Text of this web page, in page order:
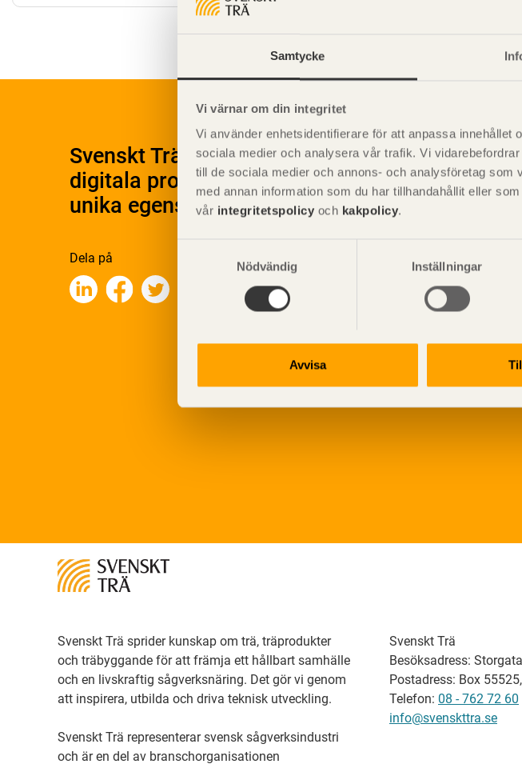
Samtycke
Vi värnar om din integritet
Vi använder enhetsidentifierare för att anpassa innehållet
sociala medier och analysera vår trafik. Vi
till de sociala medier och annons- och analysföretag
med annan information som du har tillhandahållit eller
vår integritetspolicy och kakpolicy.
Nödvändig
Inställningar
Avvisa
Svenskt Träs Produktkatalog är svensk
digitala produktkatalog för att beskriva
unika egenskaper.
Dela på
Svenskt Trä sprider kunskap om trä, träprodukter
och träbyggande för att främja ett hållbart samhälle
och en livskraftig sågverksnäring. Det gör vi genom
att inspirera, utbilda och driva teknisk utveckling.
Svenskt Trä representerar svensk sågverksindustri
och är en del av branschorganisationen
Svenskt Trä
Besöksadress:
Postadress: Box
Telefon: 08 - 762 72 60
info@svenskttra.se